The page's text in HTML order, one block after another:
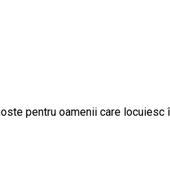
pentru oamenii care